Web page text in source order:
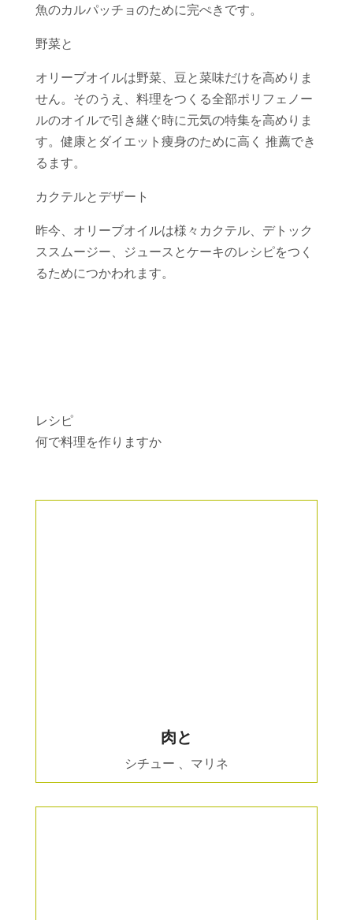
魚のカルパッチョのために完ぺきです。
野菜と
オリーブオイルは野菜、豆と菜味だけを高めりま
せん。そのうえ、料理をつくる全部ポリフェノー
ルのオイルで引き継ぐ時に元気の特集を高めりま
す。健康とダイエット痩身のために高く 推薦でき
るます。
カクテルとデザート
昨今、オリーブオイルは様々カクテル、デトック
ススムージー、ジュースとケーキのレシピをつく
るためにつかわれます。
レシピ
何で料理を作りますか
肉と
シチュー 、マリネ